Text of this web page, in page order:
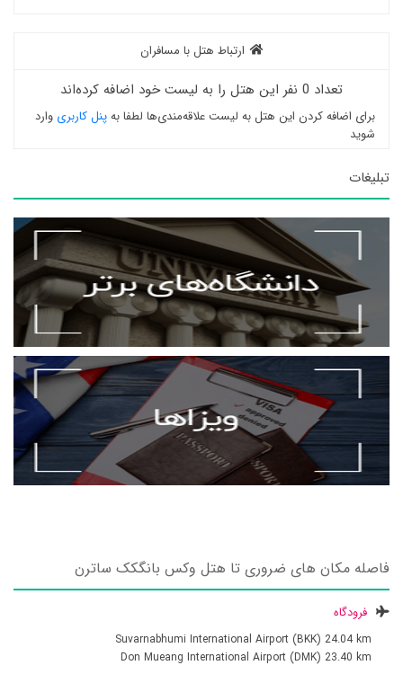
ارتباط هتل با مسافران
تعداد 0 نفر این هتل را به لیست خود اضافه کرده‌اند
برای اضافه کردن این هتل به لیست علاقه‌مندی‌ها لطفا بهپنل کاربری وارد
شوید
تبلیغات
فاصله مکان های ضروری تا هتل وکس بانگکک ساترن
فرودگاه
Suvarnabhumi International Airport (BKK) 24.04 km
Don Mueang International Airport (DMK) 23.40 km